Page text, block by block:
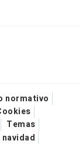
normativo
Temas